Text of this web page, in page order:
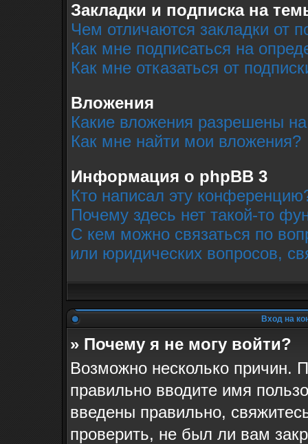
Закладки и подписка на
Чем отличаются закладки от
Как мне подписаться на
Как мне отказаться от
Вложения
Какие вложения разрешены
Как мне найти мои вложения?
Информация о phpBB 3
Кто написал эту
Почему здесь нет такой-то
С кем можно связаться по
или юридических вопросов,
Вход на
» Почему я не могу войти?
Возможно несколько причин.
правильно вводите имя
введены правильно,
проверить, не был ли вам